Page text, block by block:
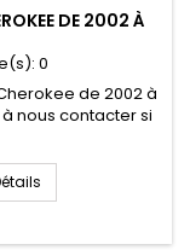
DE 2002 À
0
de 2002 à
nous contacter si